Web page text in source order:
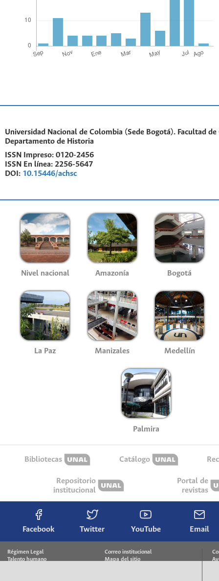
Universidad Nacional de Colombia (Sede Bogotá). Facultad de
Departamento de Historia
ISSN Impreso: 0120-2456
ISSN En línea: 2256-5647
DOI: 10.15446/achsc
Nivel nacional Amazonía Bogotá
La Paz Manizales Medellín
Palmira
Bibliotecas Catálogo
Repositorio
institucional
Portal de
revistas
Facebook Twitter YouTube Email
Régimen Legal
Talento humano
Correo institucional
Mapa del sitio